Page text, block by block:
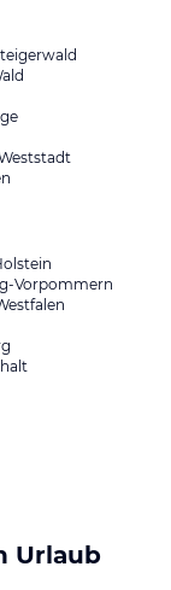
Vorpommern
Urlaub